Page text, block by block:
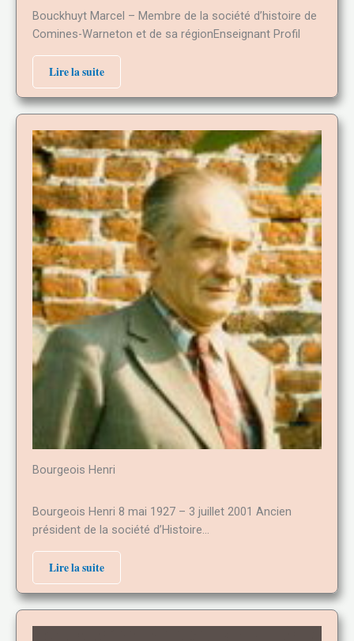
Bouckhuyt Marcel – Membre de la société d’histoire de
Comines-Warneton et de sa régionEnseignant Profil
Lire la suite
Bourgeois Henri
Bourgeois Henri 8 mai 1927 – 3 juillet 2001 Ancien
président de la société d’Histoire…
Lire la suite